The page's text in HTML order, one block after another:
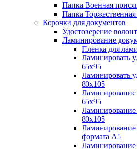
Папка Военная
Папка Торжественная
Корочки для документов
Удостоверение
Ламинирование
Пленка для
Ламинировать
65х95
Ламинировать
80х105
Ламинирование
65х95
Ламинирование
80х105
Ламинирование
формата А5
Ламинирование